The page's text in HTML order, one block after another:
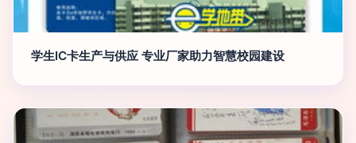
学生IC卡生产与供应 专业厂家助力智慧校园建设